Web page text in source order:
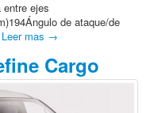
ejes
de ataque/de
Leer mas →
Cargo